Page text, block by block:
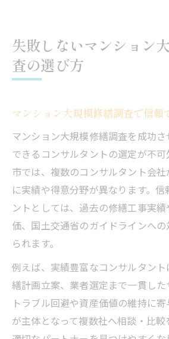
失敗しないマンション
査の選び方
マンション大規模修繕調査で信頼
マンション大規模修繕調査を成功
できるコンサルタントの選定が不
市では、複数のコンサルタント会
に実績や得意分野が異なります。
ントとしては、過去の修繕工事実
価、国土交通省のガイドラインへ
られます。
例えば、実績豊富なコンサルタン
繕計画立案、業者選定まで一貫した
トラブル回避や資産価値の維持に
が主体となって複数社へ相談・比較